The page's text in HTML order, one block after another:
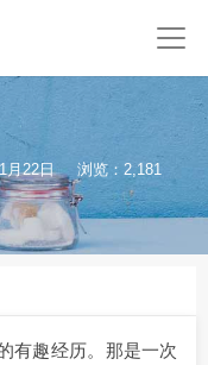
月22日
浏览：2,181
有趣经历。那是一次